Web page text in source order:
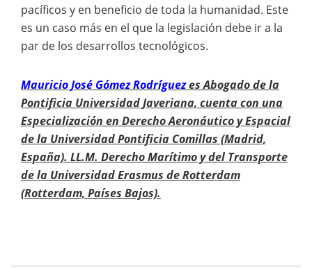
pacíficos y en beneficio de toda la humanidad. Este
es un caso más en el que la legislación debe ir a la
par de los desarrollos tecnológicos.
Mauricio José Gómez Rodríguezes Abogado de la
Pontificia Universidad Javeriana, cuenta con una
Especialización en Derecho Aeronáutico y Espacial
de la Universidad Pontificia Comillas (Madrid,
España). LL.M. Derecho Marítimo y del Transporte
de la Universidad Erasmus de Rotterdam
(Rotterdam, Países Bajos).